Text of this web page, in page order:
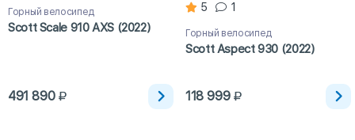
Горный велосипед
Scott Scale 910 AXS (2022)
491 890
5 1
Горный велосипед
Scott Aspect 930 (2022)
118 999